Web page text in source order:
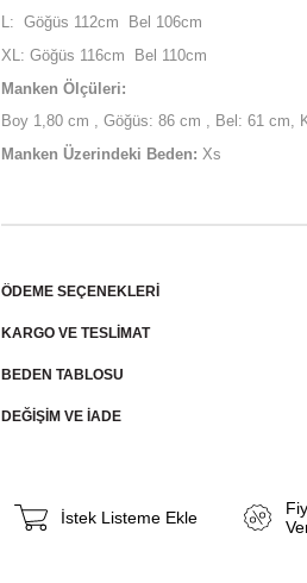
L: Göğüs 112cm Bel 106cm
XL: Göğüs 116cm Bel 110cm
Manken Ölçüleri:
Boy 1,80 cm , Göğüs: 86 cm , Bel: 61 cm,
Manken Üzerindeki Beden: Xs
ÖDEME SEÇENEKLERI
KARGO VE TESLİMAT
BEDEN TABLOSU
DEĞİŞİM VE İADE
İstek Listeme Ekle